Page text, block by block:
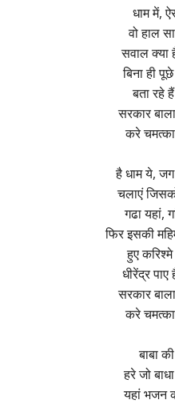
धाम में,
वो हाल
सवाल क्या
बिना ही
बता रहे
सरकार
करे
है धाम ये,
चलाएं
गढा यहां,
फिर इसकी
हुए
धीरेंद्र पाए
सरकार
करे
बाबा
हरे जो
यहां भजन